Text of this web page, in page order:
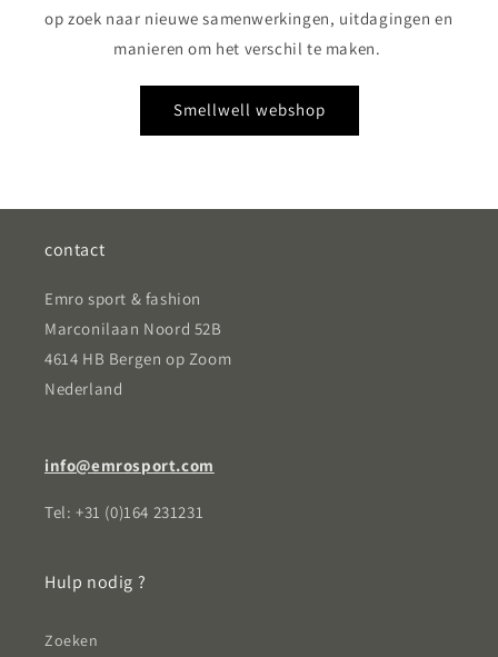
op zoek naar nieuwe samenwerkingen, uitdagingen en
manieren om het verschil te maken.
Smellwell webshop
contact
Emro sport & fashion
Marconilaan Noord 52B
4614 HB Bergen op Zoom
Nederland
info@emrosport.com
Tel: +31 (0)164 231231
Hulp nodig ?
Zoeken